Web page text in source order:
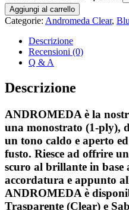
Aggiungi al carrello
Categorie: Andromeda Clear,
Descrizione
Recensioni (0)
Q & A
Descrizione
ANDROMEDA è la
una monostrato (1-ply),
un tono caldo e aperto
fusto. Riesce ad offrire
scuro al brillante in base
accordatura e appunto
ANDROMEDA è
Trasparente (Clear) e